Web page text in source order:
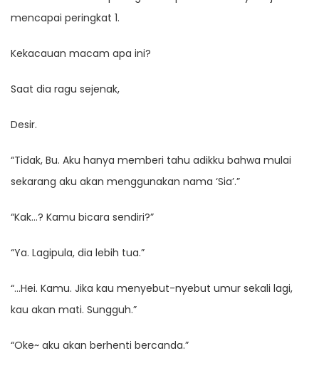
mencapai peringkat 1.
Kekacauan macam apa ini?
Saat dia ragu sejenak,
Desir.
“Tidak, Bu. Aku hanya memberi tahu adikku bahwa mulai
sekarang aku akan menggunakan nama ‘Sia’.”
“Kak…? Kamu bicara sendiri?”
“Ya. Lagipula, dia lebih tua.”
“…Hei. Kamu. Jika kau menyebut-nyebut umur sekali lagi,
kau akan mati. Sungguh.”
“Oke~ aku akan berhenti bercanda.”